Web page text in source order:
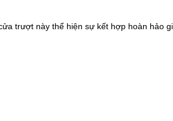
trượt này thể hiện sự kết hợp hoàn hảo